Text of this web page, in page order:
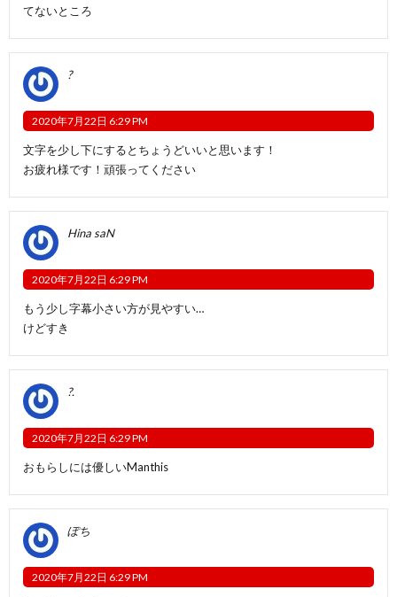
てないところ
?
2020年7月22日 6:29 PM
文字を少し下にするとちょうどいいと思います！
お疲れ様です！頑張ってください
Hina saN
2020年7月22日 6:29 PM
もう少し字幕小さい方が見やすい…
けどすき
?.
2020年7月22日 6:29 PM
おもらしには優しいManthis
ぽち
2020年7月22日 6:29 PM